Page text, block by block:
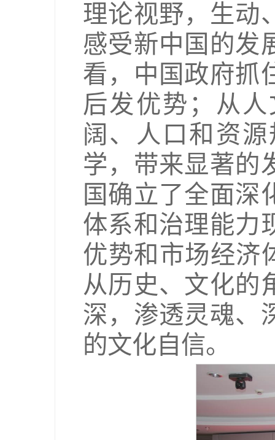
理论视野，生动
感受新中国的发
看，中国政府抓
后发优势；从
阔、人口和资
学，带来显著的
国确立了全面深
体系和治理能力
优势和市场经济
从历史、文化的
深，渗透灵魂、
的文化自信。